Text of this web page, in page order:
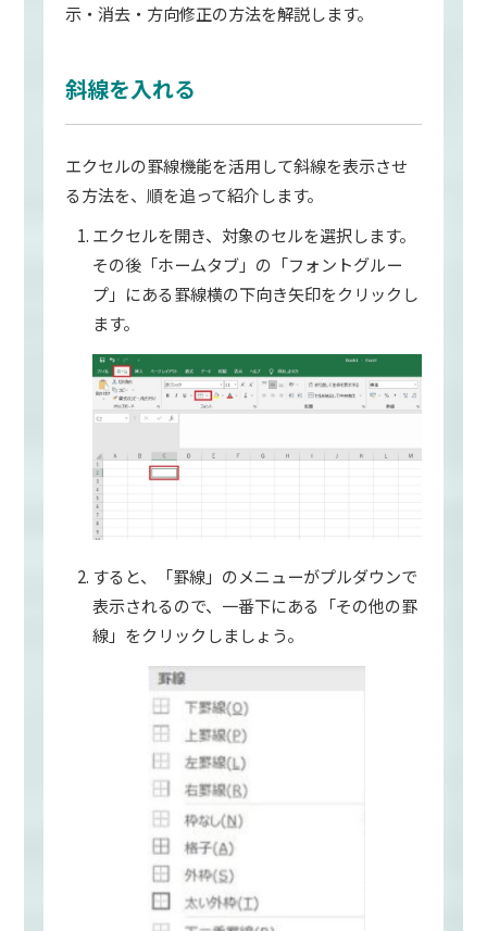
示・消去・方向修正の方法を解説します。
斜線を入れる
エクセルの罫線機能を活用して斜線を表示させ
る方法を、順を追って紹介します。
エクセルを開き、対象のセルを選択します。
その後「ホームタブ」の「フォントグルー
プ」にある罫線横の下向き矢印をクリックし
ます。
すると、「罫線」のメニューがプルダウンで
表示されるので、一番下にある「その他の罫
線」をクリックしましょう。